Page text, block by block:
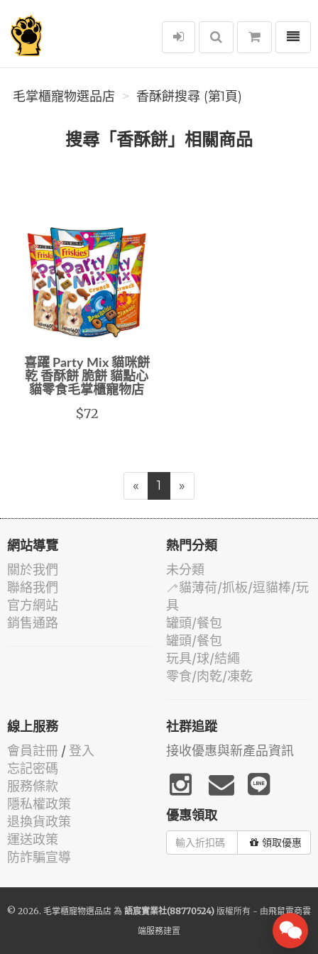
毛掌櫃寵物選品店
選單
毛掌櫃寵物選品店 香酥餅搜尋 (第1頁)
搜尋「香酥餅」相關商品
喜躍 Party Mix 貓咪餅
乾 香酥餅 脆餅 貓點心
貓零食毛掌櫃寵物店
$72
« 1 »
網站導覽
關於我們
聯絡我們
官方網站
銷售通路
熱門分類
未分類
🦯貓薄荷/抓板/逗貓棒/玩
具
罐頭/餐包
罐頭/餐包
玩具/球/結繩
零食/肉乾/凍乾
線上服務
會員註冊 / 登入
忘記密碼
服務條款
隱私權政策
退換貨政策
運送政策
防詐騙宣導
社群追蹤
接收優惠與新產品資訊
優惠領取
領取優惠
© 2026. 毛掌櫃寵物選品店 為 語宸實業社(88770524) 版權所有 - 由飛鼠電商雲
端服務建置